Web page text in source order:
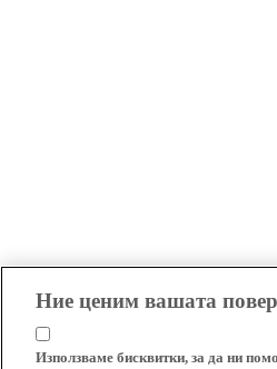
Ние ценим вашата
Използваме бисквитки, за да ни